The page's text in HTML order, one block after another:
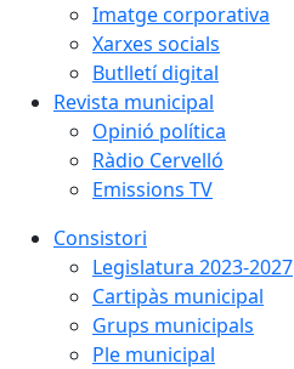
Imatge corporativa
Xarxes socials
Butlletí digital
Revista municipal
Opinió política
Ràdio Cervelló
Emissions TV
Consistori
Legislatura 2023-2027
Cartipàs municipal
Grups municipals
Ple municipal